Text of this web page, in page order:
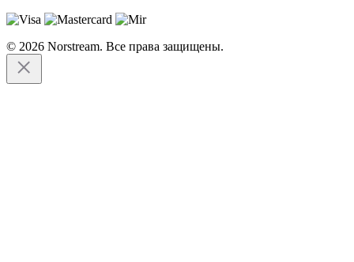
© 2026 Norstream. Все права защищены.